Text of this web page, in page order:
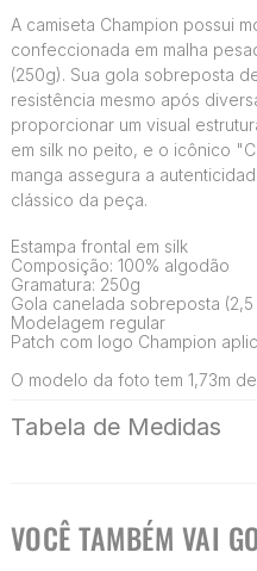
A camiseta Champion possui
confeccionada em malha
(250g). Sua gola sobreposta
resistência mesmo após
proporcionar um visual
em silk no peito, e o icônico
manga assegura a
clássico da peça.
Estampa frontal em silk
Composição: 100% algodão
Gramatura: 250g
Gola canelada sobreposta (2,5
Modelagem regular
Patch com logo Champion
O modelo da foto tem 1,73m
Tabela de Medidas
VOCÊ TAMBÉM VAI